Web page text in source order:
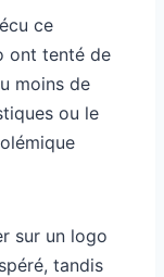
ce
ont tenté de
moins de
ou le
sur un logo
tandis